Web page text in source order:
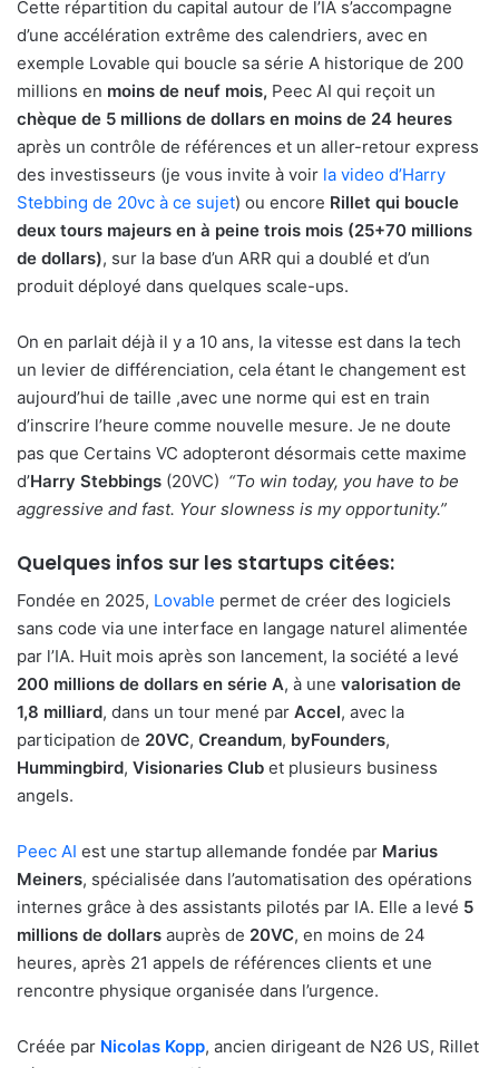
Cette répartition du capital autour de l’IA s’accompagne
d’une accélération extrême des calendriers, avec en
exemple Lovable qui boucle sa série A historique de 200
millions en moins de neuf mois, Peec AI qui reçoit un
chèque de 5 millions de dollars en moins de 24 heures
après un contrôle de références et un aller-retour express
des investisseurs (je vous invite à voir la video d’Harry
Stebbing de 20vc à ce sujet) ou encore Rillet qui boucle
deux tours majeurs en à peine trois mois (25+70 millions
de dollars), sur la base d’un ARR qui a doublé et d’un
produit déployé dans quelques scale-ups.
On en parlait déjà il y a 10 ans, la vitesse est dans la tech
un levier de différenciation, cela étant le changement est
aujourd’hui de taille ,avec une norme qui est en train
d’inscrire l’heure comme nouvelle mesure. Je ne doute
pas que Certains VC adopteront désormais cette maxime
d’Harry Stebbings (20VC) “To win today, you have to be
aggressive and fast. Your slowness is my opportunity.”
Quelques infos sur les startups citées:
Fondée en 2025, Lovable permet de créer des logiciels
sans code via une interface en langage naturel alimentée
par l’IA. Huit mois après son lancement, la société a levé
200 millions de dollars en série A, à une valorisation de
1,8 milliard, dans un tour mené par Accel, avec la
participation de 20VC, Creandum, byFounders,
Hummingbird, Visionaries Club et plusieurs business
angels.
Peec AI est une startup allemande fondée par Marius
Meiners, spécialisée dans l’automatisation des opérations
internes grâce à des assistants pilotés par IA. Elle a levé 5
millions de dollars auprès de 20VC, en moins de 24
heures, après 21 appels de références clients et une
rencontre physique organisée dans l’urgence.
Créée par Nicolas Kopp, ancien dirigeant de N26 US, Rillet